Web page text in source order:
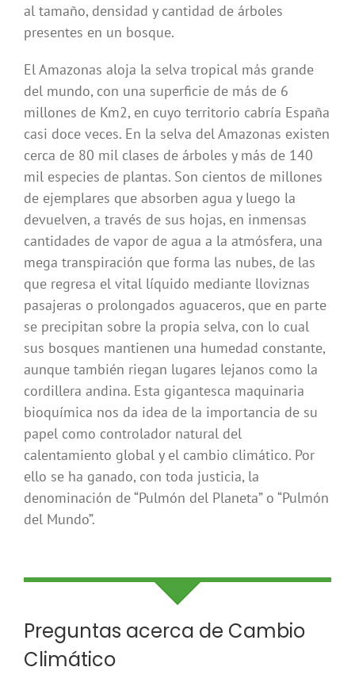
al tamaño, densidad y cantidad de árboles
presentes en un bosque.
El Amazonas aloja la selva tropical más grande
del mundo, con una superficie de más de 6
millones de Km2, en cuyo territorio cabría España
casi doce veces. En la selva del Amazonas existen
cerca de 80 mil clases de árboles y más de 140
mil especies de plantas. Son cientos de millones
de ejemplares que absorben agua y luego la
devuelven, a través de sus hojas, en inmensas
cantidades de vapor de agua a la atmósfera, una
mega transpiración que forma las nubes, de las
que regresa el vital líquido mediante lloviznas
pasajeras o prolongados aguaceros, que en parte
se precipitan sobre la propia selva, con lo cual
sus bosques mantienen una humedad constante,
aunque también riegan lugares lejanos como la
cordillera andina. Esta gigantesca maquinaria
bioquímica nos da idea de la importancia de su
papel como controlador natural del
calentamiento global y el cambio climático. Por
ello se ha ganado, con toda justicia, la
denominación de “Pulmón del Planeta” o “Pulmón
del Mundo”.
Preguntas acerca de Cambio
Climático